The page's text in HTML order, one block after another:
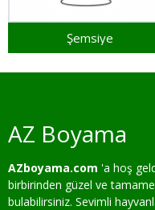
Şemsiye
AZ Boyama
AZboyama.com 'a hoş
birbirinden güzel ve
bulabilirsiniz. Sevimli